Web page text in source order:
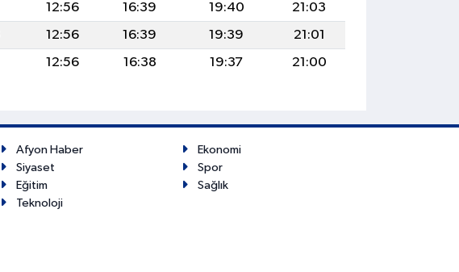
12:56 16:39 19:40
21:03
12:56 16:39 19:39
21:01
12:56 16:38 19:37 21:00
Afyon Haber
Ekonomi
Siyaset
Spor
Eğitim
Sağlık
Teknoloji